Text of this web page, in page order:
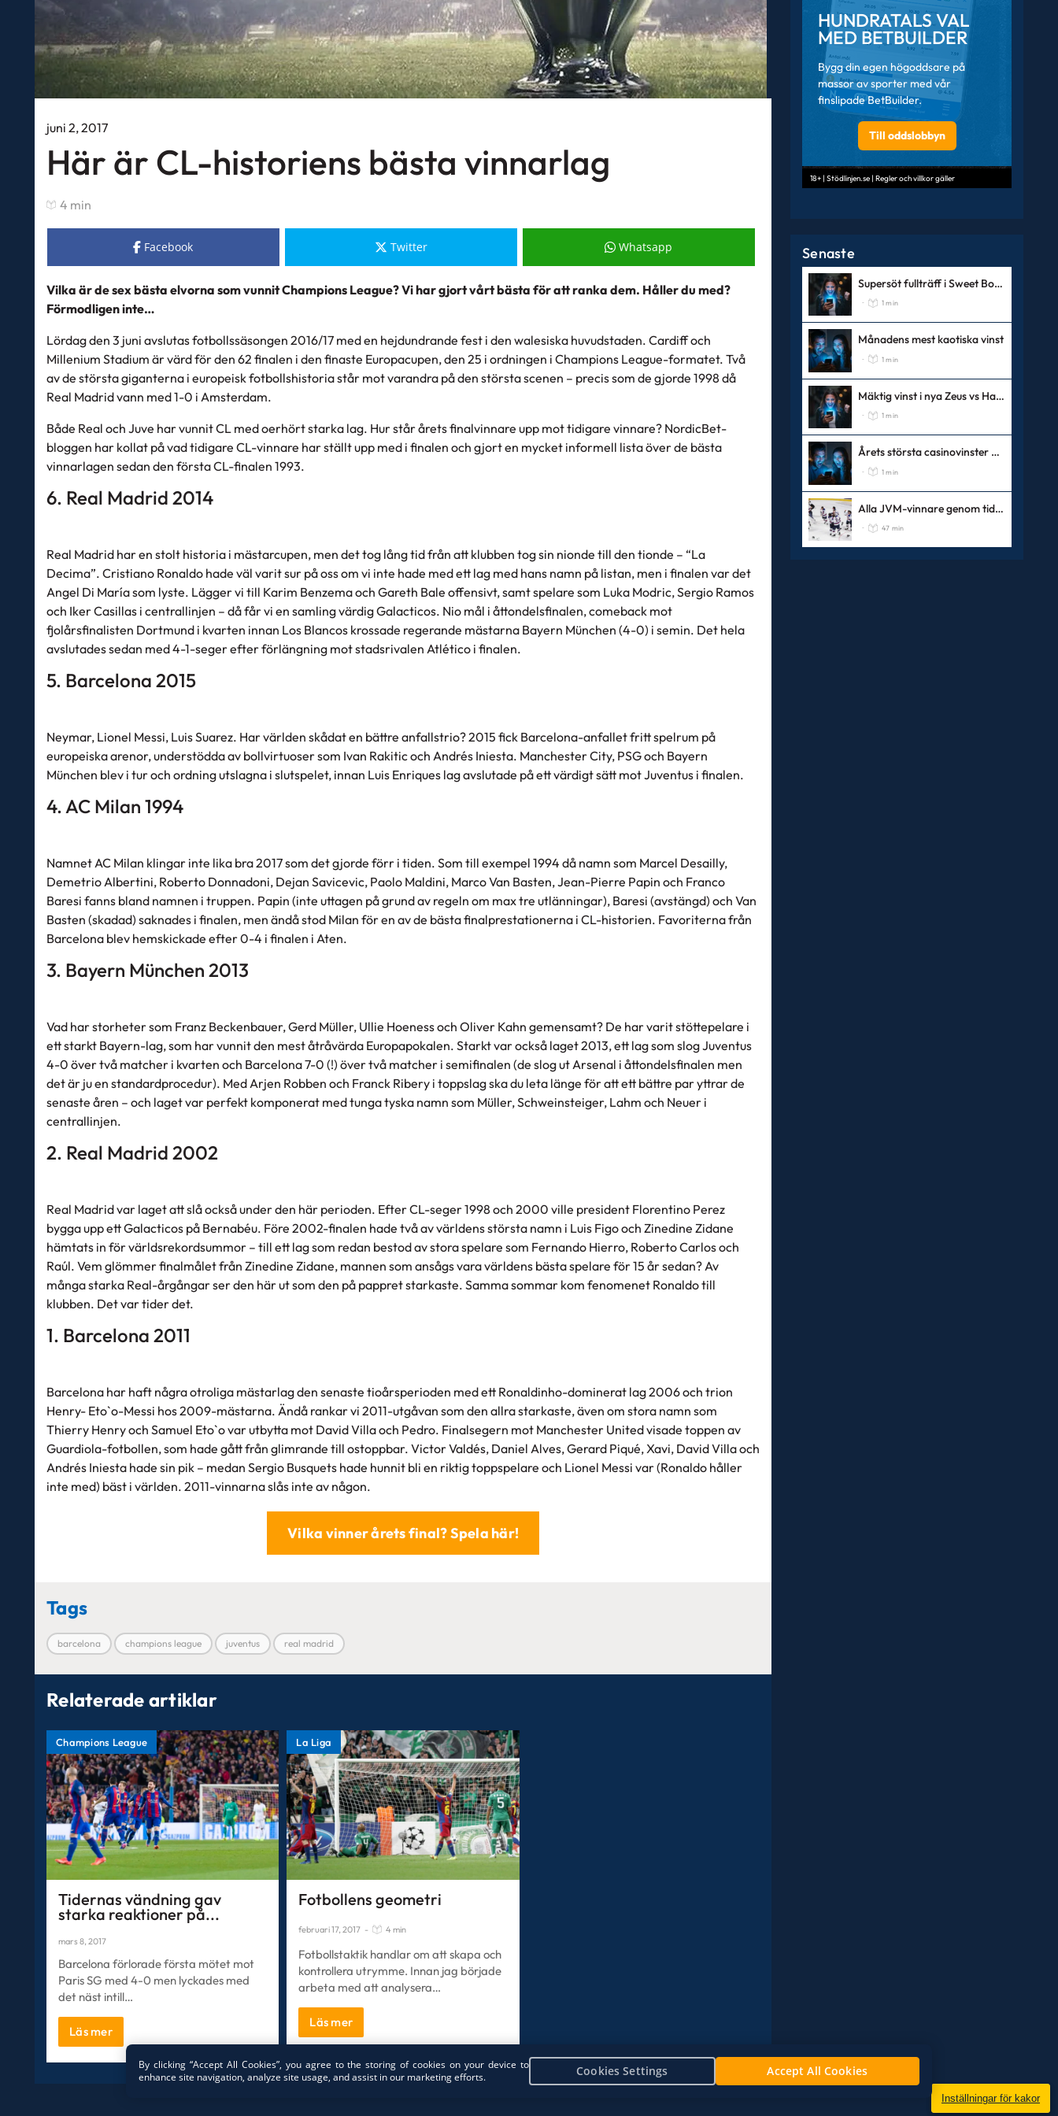
juni 2, 2017
Här är CL-historiens bästa vinnarlag
4 min
Facebook Twitter Whatsapp
Vilka är de sex bästa elvorna som vunnit Champions League? Vi har gjort vårt bästa för att ranka dem. Håller du med?
Förmodligen inte…
Lördag den 3 juni avslutas fotbollssäsongen 2016/17 med en hejdundrande fest i den walesiska huvudstaden. Cardiff och
Millenium Stadium är värd för den 62 finalen i den finaste Europacupen, den 25 i ordningen i Champions League-formatet. Två
av de största giganterna i europeisk fotbollshistoria står mot varandra på den största scenen – precis som de gjorde 1998 då
Real Madrid vann med 1-0 i Amsterdam.
Både Real och Juve har vunnit CL med oerhört starka lag. Hur står årets finalvinnare upp mot tidigare vinnare? NordicBet-
bloggen har kollat på vad tidigare CL-vinnare har ställt upp med i finalen och gjort en mycket informell lista över de bästa
vinnarlagen sedan den första CL-finalen 1993.
6. Real Madrid 2014
Real Madrid har en stolt historia i mästarcupen, men det tog lång tid från att klubben tog sin nionde till den tionde – “La
Decima”. Cristiano Ronaldo hade väl varit sur på oss om vi inte hade med ett lag med hans namn på listan, men i finalen var det
Angel Di María som lyste. Lägger vi till Karim Benzema och Gareth Bale offensivt, samt spelare som Luka Modric, Sergio Ramos
och Iker Casillas i centrallinjen – då får vi en samling värdig Galacticos. Nio mål i åttondelsfinalen, comeback mot
fjolårsfinalisten Dortmund i kvarten innan Los Blancos krossade regerande mästarna Bayern München (4-0) i semin. Det hela
avslutades sedan med 4-1-seger efter förlängning mot stadsrivalen Atlético i finalen.
5. Barcelona 2015
Neymar, Lionel Messi, Luis Suarez. Har världen skådat en bättre anfallstrio? 2015 fick Barcelona-anfallet fritt spelrum på
europeiska arenor, understödda av bollvirtuoser som Ivan Rakitic och Andrés Iniesta. Manchester City, PSG och Bayern
München blev i tur och ordning utslagna i slutspelet, innan Luis Enriques lag avslutade på ett värdigt sätt mot Juventus i finalen.
4. AC Milan 1994
Namnet AC Milan klingar inte lika bra 2017 som det gjorde förr i tiden. Som till exempel 1994 då namn som Marcel Desailly,
Demetrio Albertini, Roberto Donnadoni, Dejan Savicevic, Paolo Maldini, Marco Van Basten, Jean-Pierre Papin och Franco
Baresi fanns bland namnen i truppen. Papin (inte uttagen på grund av regeln om max tre utlänningar), Baresi (avstängd) och Van
Basten (skadad) saknades i finalen, men ändå stod Milan för en av de bästa finalprestationerna i CL-historien. Favoriterna från
Barcelona blev hemskickade efter 0-4 i finalen i Aten.
3. Bayern München 2013
Vad har storheter som Franz Beckenbauer, Gerd Müller, Ullie Hoeness och Oliver Kahn gemensamt? De har varit stöttepelare i
ett starkt Bayern-lag, som har vunnit den mest åtråvärda Europapokalen. Starkt var också laget 2013, ett lag som slog Juventus
4-0 över två matcher i kvarten och Barcelona 7-0 (!) över två matcher i semifinalen (de slog ut Arsenal i åttondelsfinalen men
det är ju en standardprocedur). Med Arjen Robben och Franck Ribery i toppslag ska du leta länge för att ett bättre par yttrar de
senaste åren – och laget var perfekt komponerat med tunga tyska namn som Müller, Schweinsteiger, Lahm och Neuer i
centrallinjen.
2. Real Madrid 2002
Real Madrid var laget att slå också under den här perioden. Efter CL-seger 1998 och 2000 ville president Florentino Perez
bygga upp ett Galacticos på Bernabéu. Före 2002-finalen hade två av världens största namn i Luis Figo och Zinedine Zidane
hämtats in för världsrekordsummor – till ett lag som redan bestod av stora spelare som Fernando Hierro, Roberto Carlos och
Raúl. Vem glömmer finalmålet från Zinedine Zidane, mannen som ansågs vara världens bästa spelare för 15 år sedan? Av
många starka Real-årgångar ser den här ut som den på pappret starkaste. Samma sommar kom fenomenet Ronaldo till
klubben. Det var tider det.
1. Barcelona 2011
Barcelona har haft några otroliga mästarlag den senaste tioårsperioden med ett Ronaldinho-dominerat lag 2006 och trion
Henry- Eto`o-Messi hos 2009-mästarna. Ändå rankar vi 2011-utgåvan som den allra starkaste, även om stora namn som
Thierry Henry och Samuel Eto`o var utbytta mot David Villa och Pedro. Finalsegern mot Manchester United visade toppen av
Guardiola-fotbollen, som hade gått från glimrande till ostoppbar. Victor Valdés, Daniel Alves, Gerard Piqué, Xavi, David Villa och
Andrés Iniesta hade sin pik – medan Sergio Busquets hade hunnit bli en riktig toppspelare och Lionel Messi var (Ronaldo håller
inte med) bäst i världen. 2011-vinnarna slås inte av någon.
Vilka vinner årets final? Spela här!
Tags
barcelona champions league juventus real madrid
Relaterade artiklar
Champions League
Tidernas vändning gav
starka reaktioner på...
mars 8, 2017
Barcelona förlorade första mötet mot
Paris SG med 4-0 men lyckades med
det näst intill…
Läs mer
La Liga
Fotbollens geometri
februari 17, 2017 - 4 min
Fotbollstaktik handlar om att skapa och
kontrollera utrymme. Innan jag började
arbeta med att analysera…
Läs mer
HUNDRATALS VAL
MED BETBUILDER
Bygg din egen högoddsare på
massor av sporter med vår
finslipade BetBuilder.
Till oddslobbyn
18+ | Stödlinjen.se | Regler och villkor gäller
Senaste
Supersöt fullträff i Sweet Bonanza Super Scatter
- 1 min
Månadens mest kaotiska vinst
- 1 min
Mäktig vinst i nya Zeus vs Hades
- 1 min
Årets största casinovinster 2025
- 1 min
Alla JVM-vinnare genom tiderna
- 47 min
Inställningar för kakor
By clicking “Accept All Cookies”, you agree to the storing of cookies on your device to
enhance site navigation, analyze site usage, and assist in our marketing efforts.
Cookies Settings Accept All Cookies